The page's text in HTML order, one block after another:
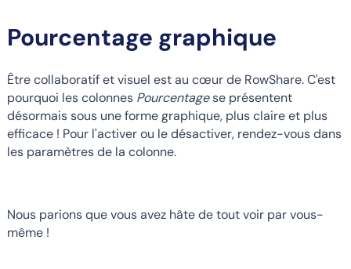
Pourcentage graphique
Être collaboratif et visuel est au cœur de RowShare. C'est
pourquoi les colonnes Pourcentagese présentent
désormais sous une forme graphique, plus claire et plus
efficace ! Pour l'activer ou le désactiver, rendez-vous dans
les paramètres de la colonne.
Nous parions que vous avez hâte de tout voir par vous-
même !